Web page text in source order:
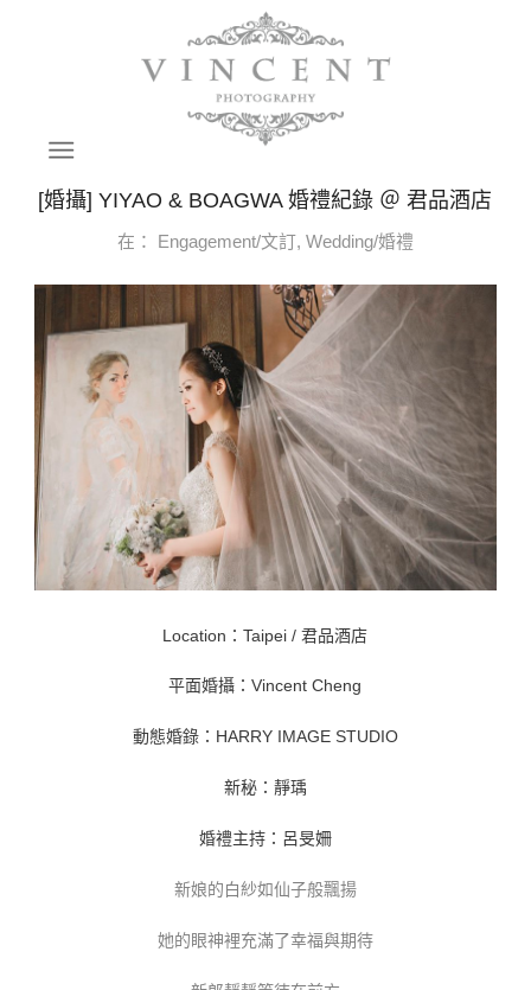
[婚攝] YIYAO & BOAGWA 婚禮紀錄 ＠ 君品酒店
在： Engagement/文訂, Wedding/婚禮
Location：Taipei / 君品酒店
平面婚攝：Vincent Cheng
動態婚錄：HARRY IMAGE STUDIO
新秘：靜瑀
婚禮主持：呂旻姍
新娘的白紗如仙子般飄揚
她的眼神裡充滿了幸福與期待